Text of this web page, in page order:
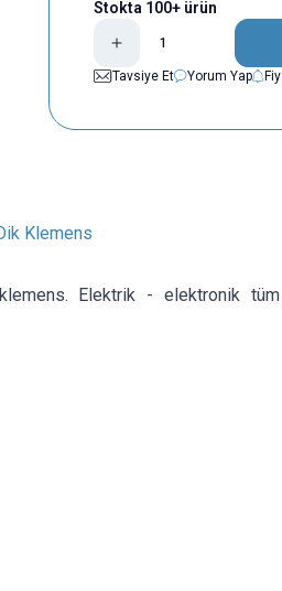
Stokta 100+ ürün
Tavsiye Et
Yorum Yap
Klemens
Elektrik - elektronik